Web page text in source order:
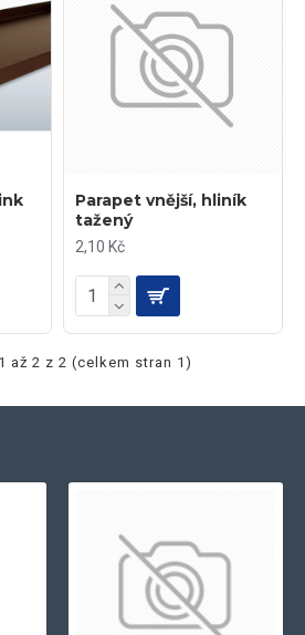
Parapet vnější, hliník
tažený
2,10 Kč
až 2 z 2 (celkem stran 1)